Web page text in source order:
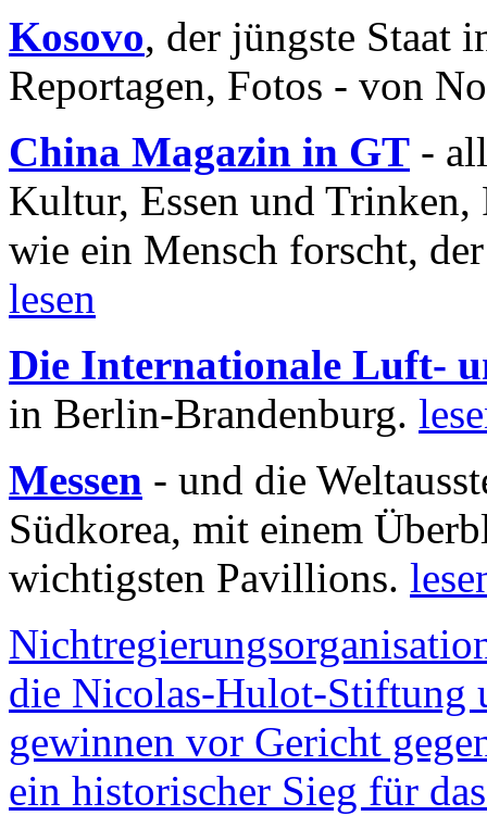
Kosovo, der jüngste Staat
Reportagen, Fotos - von
China Magazin in GT -
Kultur, Essen und
wie ein Mensch forscht,
lesen
Die Internationale Luft-
in Berlin-Brandenburg.
Messen - und die
Südkorea, mit einem
wichtigsten Pavillions.
die Nicolas-Hulot-Stiftung
gewinnen vor Gericht
ein historischer Sieg für